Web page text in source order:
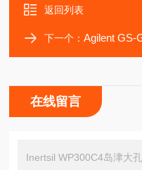
返回列表
下一个：Agilent GS-
在线留言